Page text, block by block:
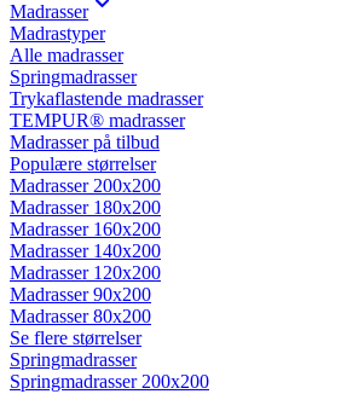
Madrasser
Madrastyper
Alle madrasser
Springmadrasser
Trykaflastende madrasser
TEMPUR® madrasser
Madrasser på tilbud
Populære størrelser
Madrasser 200x200
Madrasser 180x200
Madrasser 160x200
Madrasser 140x200
Madrasser 120x200
Madrasser 90x200
Madrasser 80x200
Se flere størrelser
Springmadrasser
Springmadrasser 200x200